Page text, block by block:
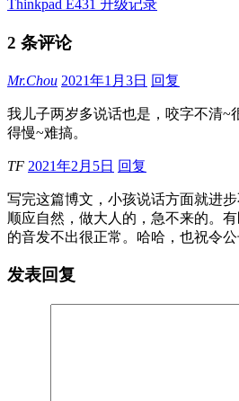
Thinkpad E431 升级记录
2 条评论
Mr.Chou 2021年1月3日 回复
我儿子两岁多说话也是，咬字不清~
得慢~难搞。
TF 2021年2月5日 回复
写完这篇博文，小孩说话方面就进
顺应自然，做大人的，急不来的。
的音发不出很正常。哈哈，也祝令公
发表回复